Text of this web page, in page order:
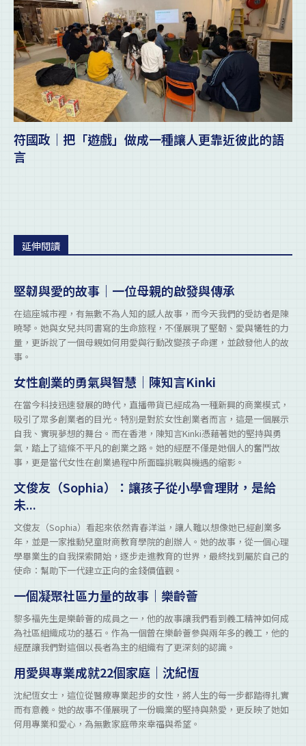
符國政｜把「遊戲」做成一種讓人更靠近彼此的語
言
延伸閱讀
堅韌與愛的故事｜一位母親的啟發與傳承
在這座城市裡，有無數不為人知的感人故事，而今天我們的受訪者是陳
曉琴。她與女兒共同書寫的生命旅程，不僅展現了堅韌、愛與犧牲的力
量，更訴說了一個母親如何用愛與行動改變孩子命運，並啟發他人的故
事。
女性創業的勇氣與智慧｜陳知言Kinki
在當今科技迅速發展的時代，直播帶貨已經成為一種新興的商業模式，
吸引了眾多創業者的目光。特別是對於女性創業者而言，這是一個展示
自我、實現夢想的舞台。而在香港，陳知言Kinki憑藉著她的堅持與勇
氣，踏上了這條不平凡的創業之路。她的經歷不僅是她個人的奮鬥故
事，更是當代女性在創業過程中所面臨挑戰與機遇的縮影。
文俊友（Sophia）：讓孩子從小學會理財，是給
未...
文俊友（Sophia）看起來依然青春洋溢，讓人難以想像她已經創業多
年，並是一家推動兒童財商教育學院的創辦人。她的故事，從一個心理
學畢業生的自我探索開始，逐步走進教育的世界，最終找到屬於自己的
使命：幫助下一代建立正向的金錢價值觀。
一個凝聚社區力量的故事｜樂齡薈
黎多褔先生是樂齡薈的成員之一，他的故事讓我們看到義工精神如何成
為社區組織成功的基石。作為一個曾在樂齡薈參與兩年多的義工，他的
經歷讓我們對這個以長者為主的組織有了更深刻的認識。
用愛與專業成就22個家庭｜沈紀恆
沈紀恆女士，這位從醫療專業起步的女性，將人生的每一步都踏得扎實
而有意義。她的故事不僅展現了一份職業的堅持與熱愛，更反映了她如
何用專業和愛心，為無數家庭帶來幸福與希望。